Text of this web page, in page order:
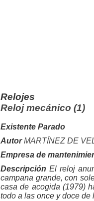
Relojes
Reloj mecánico (1)
Existente Parado
Autor MARTÍNEZ DE
Empresa de
Descripción El reloj
campana grande, con
casa de acogida (1979)
todo a las once y doce